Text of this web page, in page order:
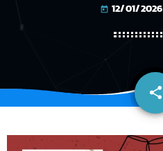
today 12/01/2026
share
email